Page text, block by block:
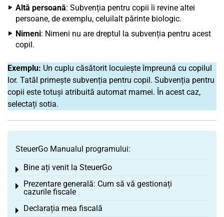
Altă persoană: Subvenția pentru copii îi revine altei
persoane, de exemplu, celuilalt părinte biologic.
Nimeni: Nimeni nu are dreptul la subvenția pentru acest
copil.
Exemplu: Un cuplu căsătorit locuiește împreună cu copilul
lor. Tatăl primește subvenția pentru copil. Subvenția pentru
copii este totuși atribuită automat mamei. În acest caz,
selectați sotia.
SteuerGo Manualul programului:
Bine ați venit la SteuerGo
Toggle menu
Prezentare generală: Cum să vă gestionați
cazurile fiscale
Toggle menu
Declarația mea fiscală
Toggle menu